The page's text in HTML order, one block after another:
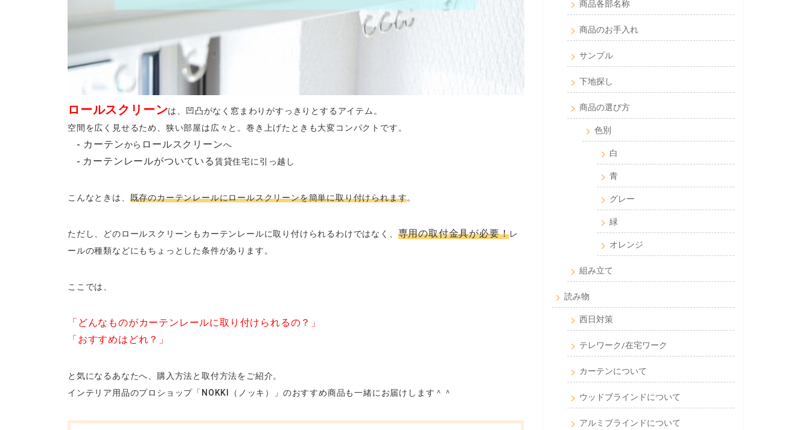
ロールスクリーンは、凹凸がなく窓まわりがすっきりとするアイテム。
空間を広く見せるため、狭い部屋は広々と。巻き上げたときも大変コンパクトです。
- カーテンから ロールスクリーンへ
- カーテンレールがついている賃貸住宅に引っ越し
こんなときは、 既存のカーテンレールにロールスクリーンを簡単に取り付けられます。
ただし、どのロールスクリーンもカーテンレールに取り付けられるわけではなく、 専用の取付金具が必要！レ
ールの種類などにもちょっとした条件があります。
ここでは、
「どんなものがカーテンレールに取り付けられるの？」
「おすすめはどれ？」
と気になるあなたへ、購入方法と取付方法をご紹介。
インテリア用品のプロショップ「NOKKI（ノッキ）」のおすすめ商品も一緒にお届けします＾＾
商品各部名称
商品のお手入れ
サンプル
下地探し
商品の選び方
色別
白
青
グレー
緑
オレンジ
組み立て
読み物
西日対策
テレワーク/在宅ワーク
カーテンについて
ウッドブラインドについて
アルミブラインドについて